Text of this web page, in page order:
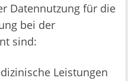
Datennutzung für die
bei der
sind:
Leistungen